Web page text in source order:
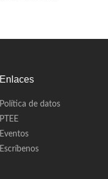
Enlaces
Política de datos
PTEE
Eventos
Escríbenos